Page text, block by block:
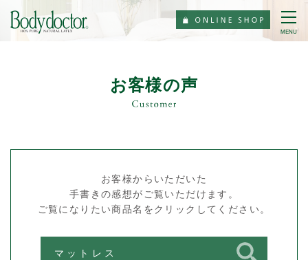
MENU
お客様の声
お客様からいただいた
手書きの感想がご覧いただけます。
ご覧になりたい商品名をクリックしてください。
マットレス